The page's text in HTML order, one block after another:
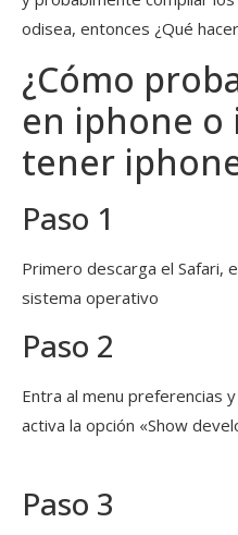
odisea, entonces ¿Qué
¿Cómo
en iphone o
tener
Paso 1
Primero descarga el Safari,
sistema operativo
Paso 2
Entra al menu preferencias
activa la opción «Show
Paso 3